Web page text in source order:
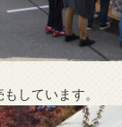
しています。